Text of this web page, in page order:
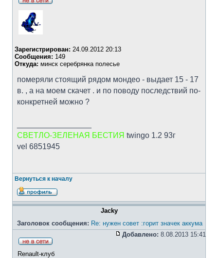
Зарегистрирован: 24.09.2012 20:13
Сообщения: 149
Откуда: минск серебрянка полесье
померяли стоящий рядом мондео - выдает 15 - 17
в. , а на моем скачет . и по поводу последствий по-
конкретней можно ?
СВЕТЛО-ЗЕЛЕНАЯ БЕСТИЯ twingo 1.2 93г
vel 6851945
Вернуться к началу
Jacky
Заголовок сообщения: Re: нужен совет :горит значек аккума
Добавлено: 8.08.2013 15:41
Renault-клуб